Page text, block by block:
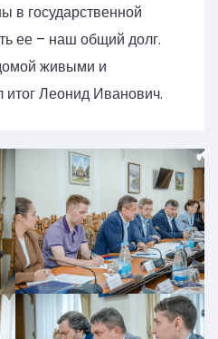
в государственной
ее – наш общий долг.
живыми и
Леонид Иванович.